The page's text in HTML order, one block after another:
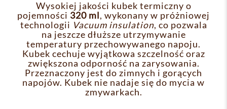
Wysokiej jakości kubek termiczny o
pojemności 320 ml, wykonany w próżniowej
technologii Vacuum insulation, co pozwala
na jeszcze dłuższe utrzymywanie
temperatury przechowywanego napoju.
Kubek cechuje wyjątkowa szczelność oraz
zwiększona odporność na zarysowania.
Przeznaczony jest do zimnych i gorących
napojów. Kubek nie nadaje się do mycia w
zmywarkach.